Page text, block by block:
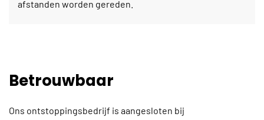
afstanden worden gereden.
Betrouwbaar
Ons ontstoppingsbedrijf is aangesloten bij